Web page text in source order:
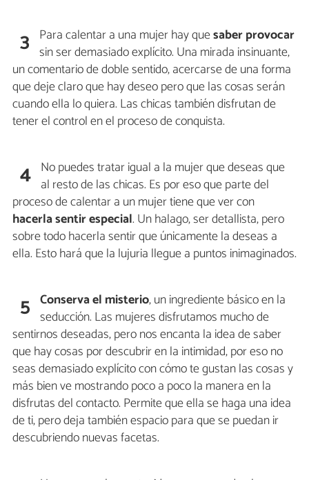
3 Para calentar a una mujer hay quesaber provocar
sin ser demasiado explícito. Una mirada insinuante,
un comentario de doble sentido, acercarse de una forma
que deje claro que hay deseo pero que las cosas serán
cuando ella lo quiera. Las chicas también disfrutan de
tener el control en el proceso de conquista.
4 No puedes tratar igual a la mujer que deseas que
al resto de las chicas. Es por eso que parte del
proceso de calentar a un mujer tiene que ver con
hacerla sentir especial. Un halago, ser detallista, pero
sobre todo hacerla sentir que únicamente la deseas a
ella. Esto hará que la lujuria llegue a puntos inimaginados.
5 Conserva el misterio, un ingrediente básico en la
seducción. Las mujeres disfrutamos mucho de
sentirnos deseadas, pero nos encanta la idea de saber
que hay cosas por descubrir en la intimidad, por eso no
seas demasiado explícito con cómo te gustan las cosas y
más bien ve mostrando poco a poco la manera en la
disfrutas del contacto. Permite que ella se haga una idea
de ti, pero deja también espacio para que se puedan ir
descubriendo nuevas facetas.